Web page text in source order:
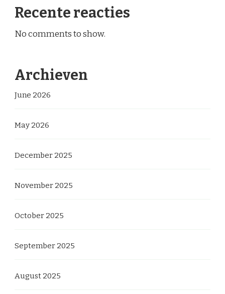
Recente reacties
No comments to show.
Archieven
June 2026
May 2026
December 2025
November 2025
October 2025
September 2025
August 2025